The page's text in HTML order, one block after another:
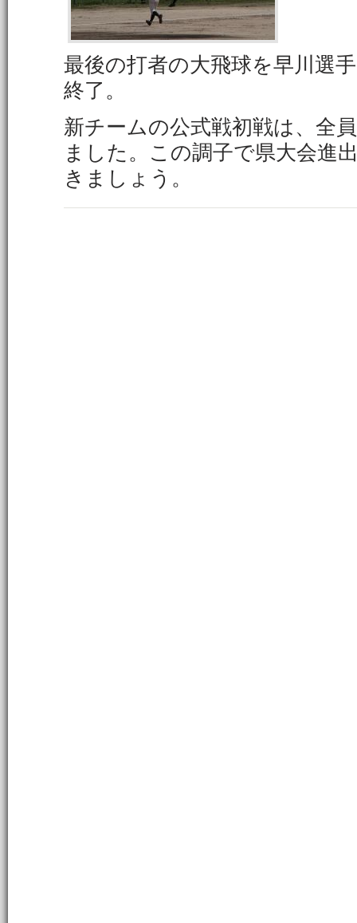
最後の打者の大飛球を早川選
終了。
新チームの公式戦初戦は、全
ました。この調子で県大会進
きましょう。